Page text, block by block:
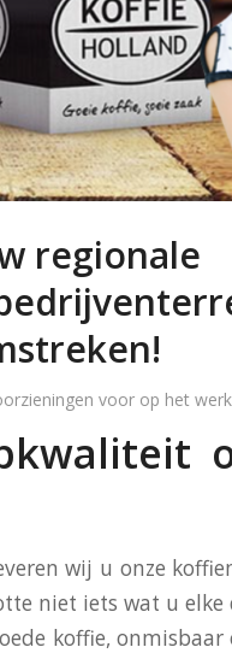
regionale
voor op het werk
wij u onze
niet iets wat u
koffie, onmisbaar